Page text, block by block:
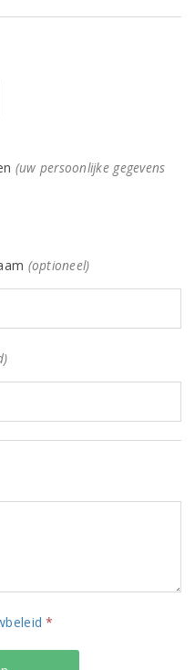
(uw persoonlijke gegevens
(optioneel)
*